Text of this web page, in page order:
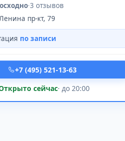
·3 отзывов
пр-кт, 79
по записи
+7 (495) 521-13-63
сейчас· до 20:00